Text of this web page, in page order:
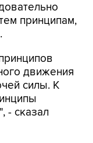
принципам,
движения
силы. К
- сказал